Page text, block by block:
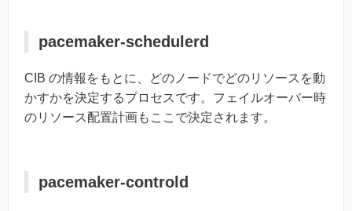
pacemaker-schedulerd
CIB の情報をもとに、どのノードでどのリソースを動
かすかを決定するプロセスです。フェイルオーバー時
のリソース配置計画もここで決定されます。
pacemaker-controld